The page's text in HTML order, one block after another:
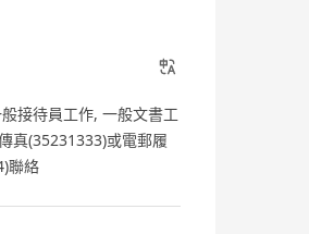
接待員工作, 一般文書工
真(35231333)或電郵履
聯絡